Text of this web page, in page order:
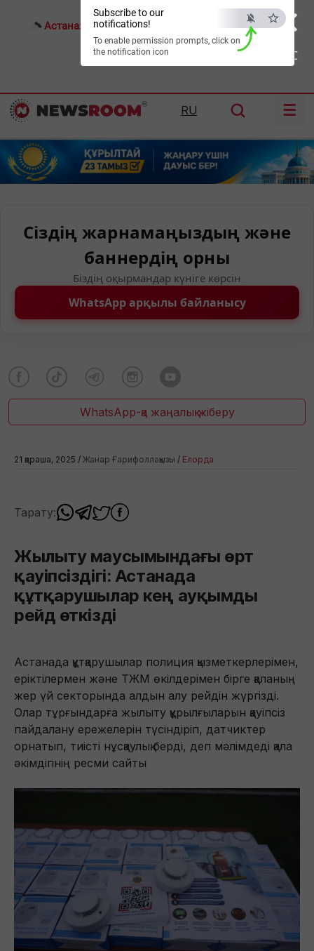
×
ESC
Subscribe to our
notifications!
To enable permission prompts, click on
the notification icon
Астана: 17°C Алматы: Шымкент:21°C
RU ☰
Сіздің жарнамаңыздың және
баннердің орны
Біздің оқырмандар күніге көрсін
WhatsApp арқылы байланысу
WhatsApp-қа жаңалық жіберу
21 қараша, 2025 / Жанар Ғарифоллақызы / Елорда
Тарату:
Жылыту маусымындағы өрт
қауіпсіздігі: Астанада
құтқарушылар кең ауқымды
рейд өткізді
Астанада құтқарушылар полиция қызметкерлерімен,
еріктілермен және ТЖМ өкілдерімен бірге қаланың
жер үй секторында алдын алу рейдін жүргізді.
Олар тұрғындарға жылыту құрылғыларын қауіпсіз
пайдалану ережелерін түсіндіріп, датчиктер
орнатып, тиісті нұсқаулық берді, деп мәлімдеді қала
әкімдігінің ресми сайты